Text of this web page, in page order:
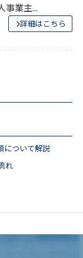
事業主...
詳細はこちら
について解説
れ